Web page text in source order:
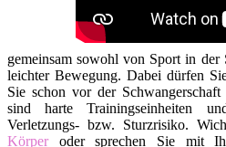
gemeinsam sowohl von Sport in der
leichter Bewegung. Dabei dürfen
Sie schon vor der Schwangerschaft
sind harte Trainingseinheiten
Verletzungs- bzw. Sturzrisiko.
Körperoder sprechen Sie mit